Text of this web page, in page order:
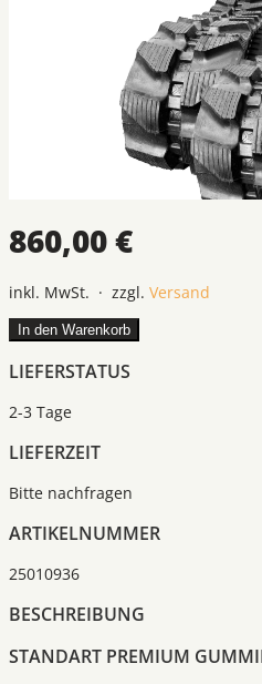
860,00 €
inkl. MwSt. · zzgl. Versand
In den Warenkorb
LIEFERSTATUS
2-3 Tage
LIEFERZEIT
Bitte nachfragen
ARTIKELNUMMER
25010936
BESCHREIBUNG
STANDART PREMIUM